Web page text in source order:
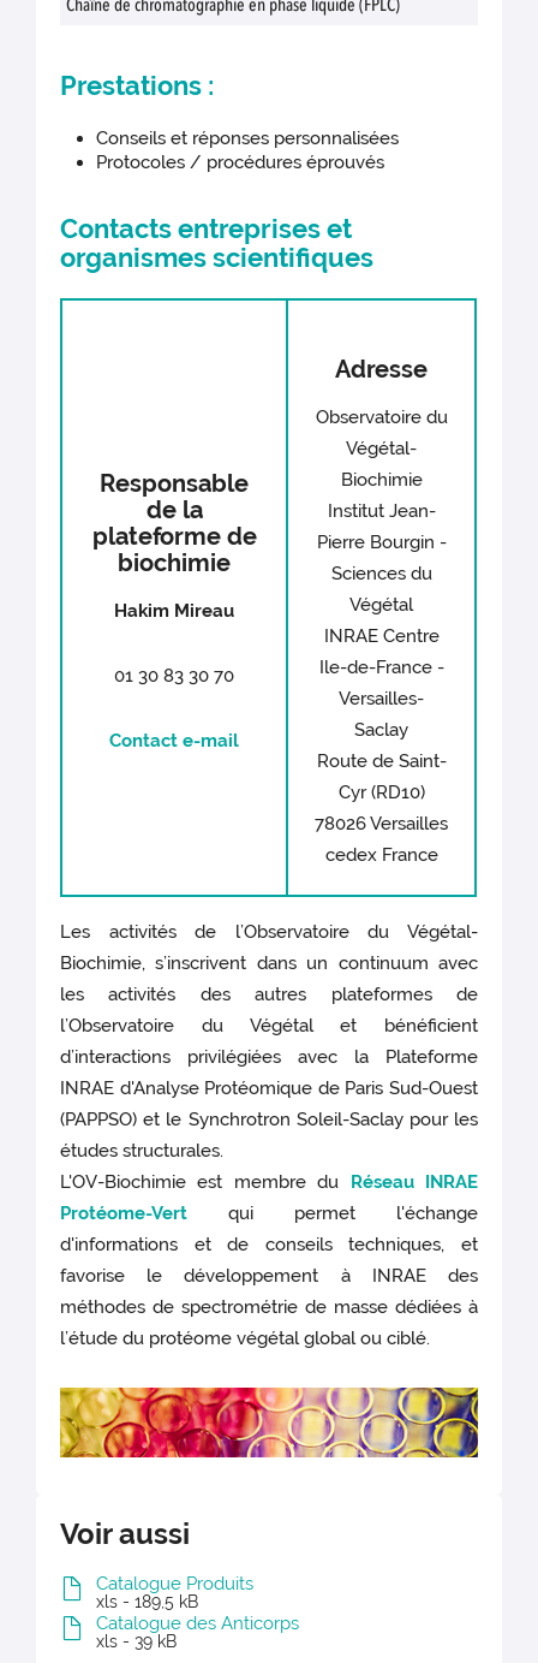
Chaîne de chromatographie en phase liquide (FPLC)
Prestations :
Conseils et réponses personnalisées
Protocoles / procédures éprouvés
Contacts entreprises et
organismes scientifiques
Responsable
de la
plateforme de
biochimie
Hakim Mireau
01 30 83 30 70
Contact e-mail
Adresse
Observatoire du
Végétal-
Biochimie
Institut Jean-
Pierre Bourgin -
Sciences du
Végétal
INRAE Centre
Ile-de-France -
Versailles-
Saclay
Route de Saint-
Cyr (RD10)
78026 Versailles
cedex France
Les activités de l’Observatoire du Végétal-
Biochimie, s’inscrivent dans un continuum avec
les activités des autres plateformes de
l’Observatoire du Végétal et bénéficient
d’interactions privilégiées avec la Plateforme
INRAE d'Analyse Protéomique de Paris Sud-Ouest
(PAPPSO) et le Synchrotron Soleil-Saclay pour les
études structurales.
L'OV-Biochimie est membre du Réseau INRAE
Protéome-Vert qui permet l'échange
d'informations et de conseils techniques, et
favorise le développement à INRAE des
méthodes de spectrométrie de masse dédiées à
l’étude du protéome végétal global ou ciblé.
Voir aussi
Catalogue Produits
xls - 189,5 kB
Catalogue des Anticorps
xls - 39 kB